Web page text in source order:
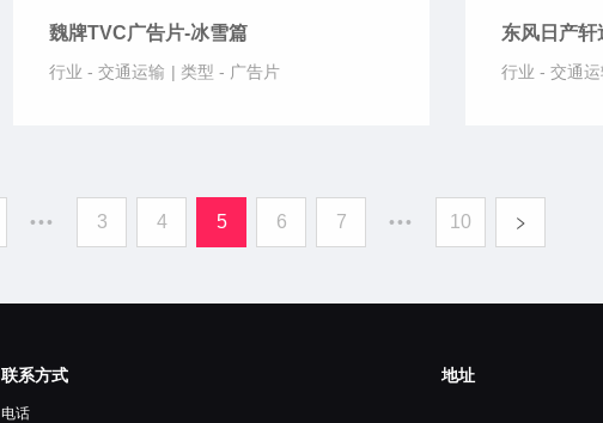
魏牌TVC广告片-冰雪篇
行业 - 交通运输 | 类型 - 广告片
东风日产轩
行业 - 交通运
••• 3 4 5 6 7 ••• 10
联系方式
电话
地址